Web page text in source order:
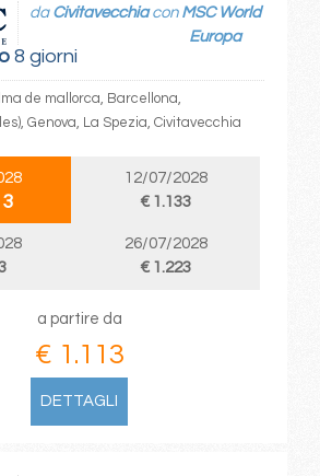
8 giorni
da Civitavecchiacon MSC World
Europa
de mallorca, Barcellona,
Genova, La Spezia, Civitavecchia
12/07/2028
€ 1.133
26/07/2028
€ 1.223
a partire da
€ 1.113
DETTAGLI